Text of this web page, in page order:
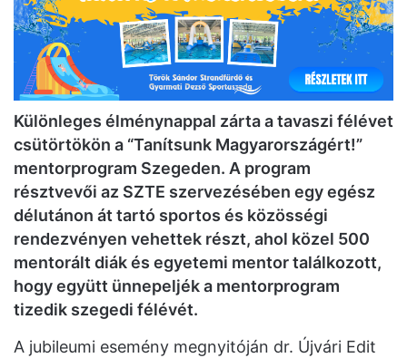
Különleges élménynappal zárta a tavaszi félévet
csütörtökön a “Tanítsunk Magyarországért!”
mentorprogram Szegeden. A program
résztvevői az SZTE szervezésében egy egész
délutánon át tartó sportos és közösségi
rendezvényen vehettek részt, ahol közel 500
mentorált diák és egyetemi mentor találkozott,
hogy együtt ünnepeljék a mentorprogram
tizedik szegedi félévét.
A jubileumi esemény megnyitóján dr. Újvári Edit